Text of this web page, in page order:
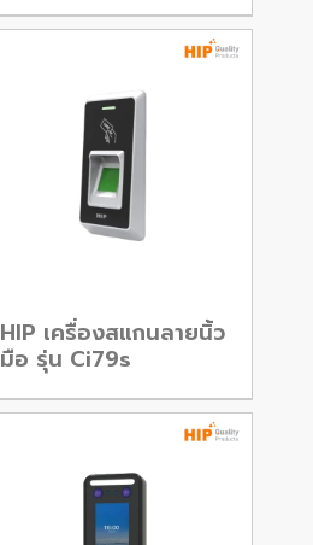
HIP เครื่องสแกนลายนิ้ว
มือ รุ่น Ci79s